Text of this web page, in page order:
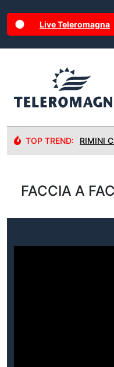
Live Teleromagna
TOP TREND: RIMINI
FACCIA A